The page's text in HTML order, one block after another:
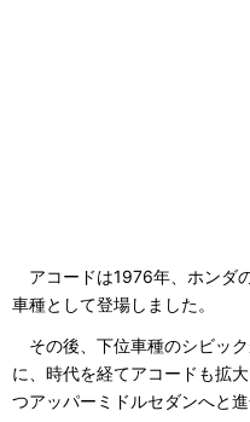
アコードは1976年、ホンダ
車種として登場しました。
その後、下位車種のシビッ
に、時代を経てアコードも拡
つアッパーミドルセダンへと進